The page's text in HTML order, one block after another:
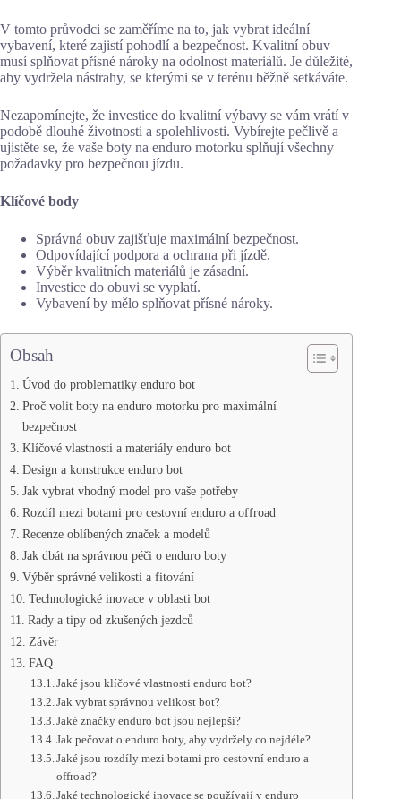
V tomto průvodci se zaměříme na to, jak vybrat ideální
vybavení, které zajistí pohodlí a bezpečnost. Kvalitní obuv
musí splňovat přísné nároky na odolnost materiálů. Je důležité,
aby vydržela nástrahy, se kterými se v terénu běžně setkáváte.
Nezapomínejte, že investice do kvalitní výbavy se vám vrátí v
podobě dlouhé životnosti a spolehlivosti. Vybírejte pečlivě a
ujistěte se, že vaše boty na enduro motorku splňují všechny
požadavky pro bezpečnou jízdu.
Klíčové body
Správná obuv zajišťuje maximální bezpečnost.
Odpovídající podpora a ochrana při jízdě.
Výběr kvalitních materiálů je zásadní.
Investice do obuvi se vyplatí.
Vybavení by mělo splňovat přísné nároky.
Obsah
Úvod do problematiky enduro bot
Proč volit boty na enduro motorku pro maximální
bezpečnost
Klíčové vlastnosti a materiály enduro bot
Design a konstrukce enduro bot
Jak vybrat vhodný model pro vaše potřeby
Rozdíl mezi botami pro cestovní enduro a offroad
Recenze oblíbených značek a modelů
Jak dbát na správnou péči o enduro boty
Výběr správné velikosti a fitování
Technologické inovace v oblasti bot
Rady a tipy od zkušených jezdců
Závěr
FAQ
Jaké jsou klíčové vlastnosti enduro bot?
Jak vybrat správnou velikost bot?
Jaké značky enduro bot jsou nejlepší?
Jak pečovat o enduro boty, aby vydržely co nejdéle?
Jaké jsou rozdíly mezi botami pro cestovní enduro a
offroad?
Jaké technologické inovace se používají v enduro